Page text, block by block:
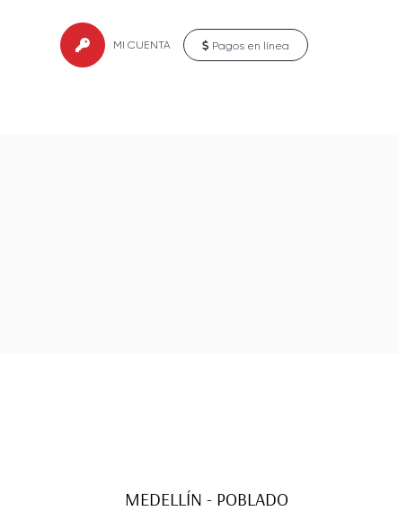
MI CUENTA Pagos en línea
MEDELLÍN - POBLADO